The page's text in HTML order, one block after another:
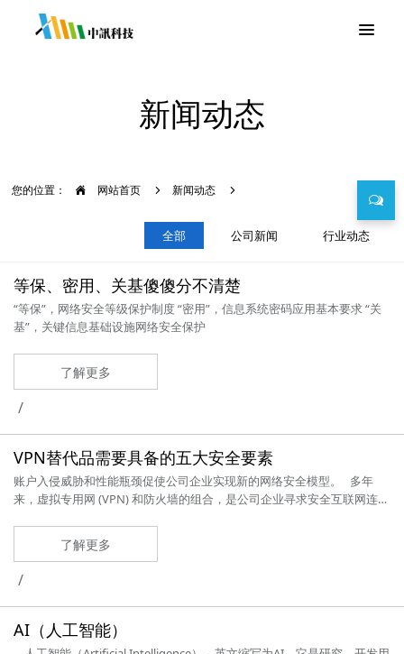
新闻动态
您的位置： 网站首页 新闻动态
全部 公司新闻 行业动态
等保、密用、关基傻傻分不清楚
“等保”，网络安全等级保护制度 “密用”，信息系统密码应用基本要求 “关
基”，关键信息基础设施网络安全保护
了解更多
/
VPN替代品需要具备的五大安全要素
账户入侵威胁和性能瓶颈促使公司企业实现新的网络安全模型。 多年
来，虚拟专用网 (VPN) 和防火墙的组合，是公司企业寻求安全互联网连接
全几近消亡的时代，加速了两个趋势： 首先，利用用户浏览习惯获取企
业内网立足点的攻击复杂性不断增长。一旦进入，攻击者可巡游企业内
网，查找可以入侵或盗取
了解更多
/
AI（人工智能）